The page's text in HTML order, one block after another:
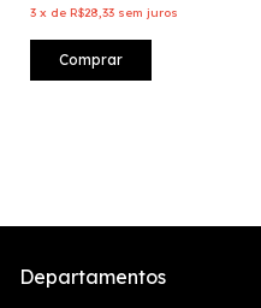
3 x de R$28,33 sem juros
Comprar
Departamentos